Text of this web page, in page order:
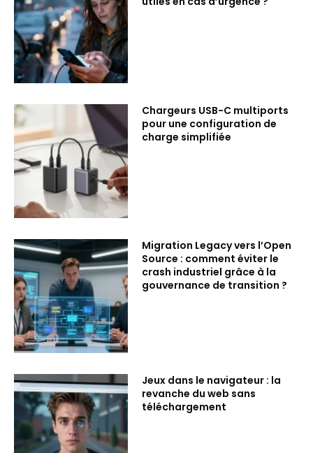
Chargeurs USB-C multiports
pour une configuration de
charge simplifiée
Migration Legacy vers l’Open
Source : comment éviter le
crash industriel grâce à la
gouvernance de transition ?
Jeux dans le navigateur : la
revanche du web sans
téléchargement